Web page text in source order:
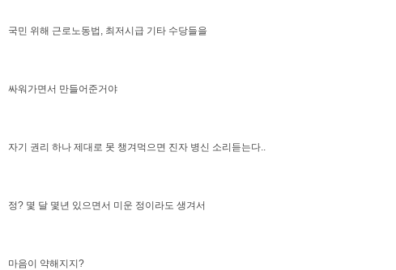
국민 위해 근로노동법, 최저시급 기타 수당들을
싸워가면서 만들어준거야
자기 권리 하나 제대로 못 챙겨먹으면 진자 병신 소리듣는다..
정? 몇 달 몇년 있으면서 미운 정이라도 생겨서
마음이 약해지지?